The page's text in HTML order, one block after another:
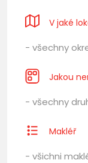
V jaké
- všechny
Jakou
- všechny
Makléř
- všichni